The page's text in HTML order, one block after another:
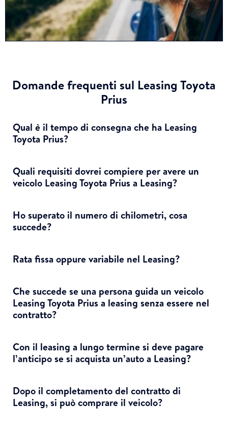
Domande frequenti sul Leasing Toyota
Prius
Qual è il tempo di consegna che ha Leasing
Toyota Prius?
Quali requisiti dovrei compiere per avere un
veicolo Leasing Toyota Prius a Leasing?
Ho superato il numero di chilometri, cosa
succede?
Rata fissa oppure variabile nel Leasing?
Che succede se una persona guida un veicolo
Leasing Toyota Prius a leasing senza essere nel
contratto?
Con il leasing a lungo termine si deve pagare
l’anticipo se si acquista un’auto a Leasing?
Dopo il completamento del contratto di
Leasing, si può comprare il veicolo?